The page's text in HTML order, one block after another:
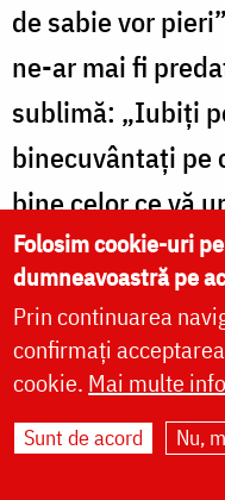
de sabie vor
ne-ar mai fi
sublimă: „Iubiți
binecuvântați pe
bine celor ce vă
cei ce vă vatămă
5, 44). Sau cum
El cea mai nobilă
molestează: „Nu
iar cui te lovește
Folosim cookie-uri
dumneavoastră pe
Prin continuarea
confirmați
cookie. Mai multe
Sunt de acord Nu,